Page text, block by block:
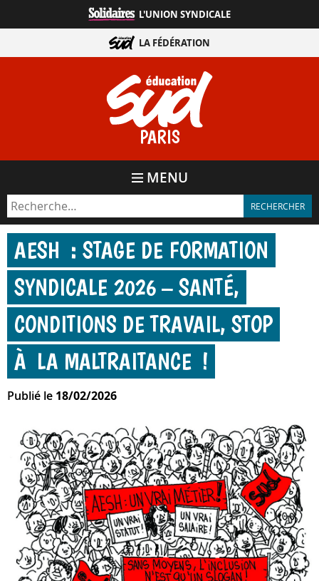
directement
contenu
PARIS
L'UNION SYNDICALE
LA FÉDÉRATION
MENU
AESH : STAGE DE FORMATION
SYNDICALE 2026 – SANTÉ,
CONDITIONS DE TRAVAIL, STOP
À LA MALTRAITANCE !
Publié le 18/02/2026